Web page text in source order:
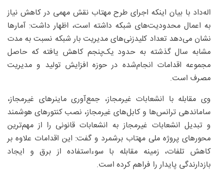
اله‌داد با بیان اینکه اجرای طرح مهتاب نقش مهمی در کاهش نیاز
به اعمال محدودیت‌های شبکه داشته است، اظهار داشت: آمارها
نشان می‌دهد تعداد کلیدزنی‌های مدیریت بار شبکه نسبت به مدت
مشابه سال گذشته به حدود یک‌پنجم کاهش یافته که حاصل
مجموعه اقدامات انجام‌شده در حوزه افزایش تولید و مدیریت
مصرف است.
وی مقابله با انشعابات غیرمجاز، جمع‌آوری ماینرهای غیرمجاز،
ساماندهی ترانس‌ها و کابل‌های غیرمجاز، نصب کنتورهای هوشمند
و تبدیل انشعابات غیرمجاز به انشعابات قانونی را از مهم‌ترین
محورهای پروژه ملی مهتاب برشمرد و گفت: این اقدامات علاوه بر
کاهش تلفات، زمینه مقابله با سوءاستفاده از برق و ایجاد
بازدارندگی پایدار را فراهم کرده است.